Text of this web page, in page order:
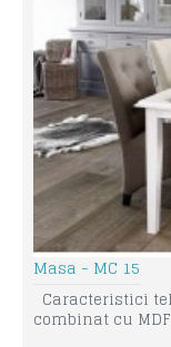
Masa - MC 15
Caracteristici
combinat cu